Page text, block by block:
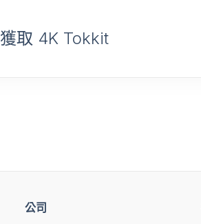
獲取 4K Tokkit
公司